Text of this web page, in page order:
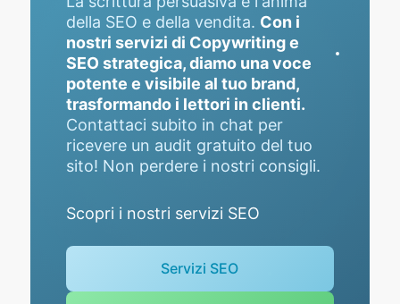
della SEO e della vendita. Con i
nostri servizi di Copywriting e
SEO strategica, diamo una voce
potente e visibile al tuo brand,
trasformando i lettori in clienti.
Contattaci subito in chat per
ricevere un audit gratuito del tuo
sito! Non perdere i nostri consigli.
Scopri i nostri servizi SEO
Servizi SEO